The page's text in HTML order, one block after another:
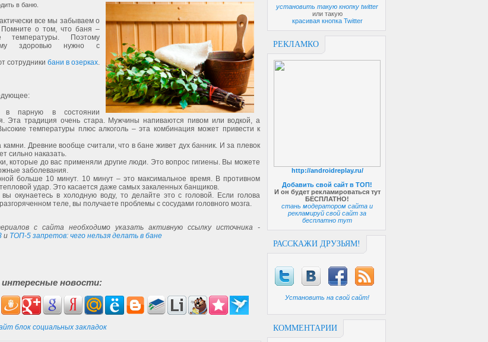
установить такую кнопку twitter
или такую
красивая кнопка Twitter
РЕКЛАМКО
http://androidreplay.ru/
Добавить свой сайт в ТОП!
И он будет рекламироваться тут
БЕСПЛАТНО!
стань модератором сайта и
рекламируй свой сайт за
бесплатно тут
РАССКАЖИ ДРУЗЬЯМ!
Установить на свой сайт!
КОММЕНТАРИИ
в баню.
все мы забываем о
Помните о том, что баня –
температуры. Поэтому
здоровью нужно с
сотрудники бани в озерках.
в парную в состоянии
Эта традиция очень стара. Мужчины напиваются пивом или водкой, а
температуры плюс алкоголь – эта комбинация может привести к
Древние вообще считали, что в бане живет дух банник. И за плевок
сильно наказать.
которые до вас применяли другие люди. Это вопрос гигиены. Вы можете
заболевания.
больше 10 минут. 10 минут – это максимальное время. В противном
удар. Это касается даже самых закаленных банщиков.
окунаетесь в холодную воду, то делайте это с головой. Если голова
теле, вы получаете проблемы с сосудами головного мозга.
с сайта необходимо указать активную ссылку источника -
и ТОП-5 запретов: чего нельзя делать в бане
интересные новости:
блок социальных закладок